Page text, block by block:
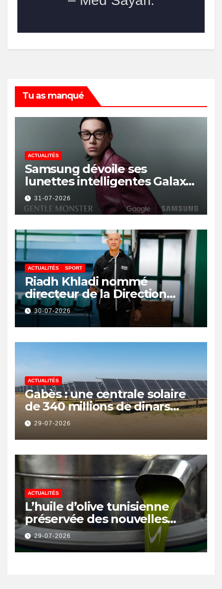
Tu as manqué
ACTUALITÉS
Samsung dévoile ses
lunettes intelligentes Galaxy
avec IA et Gemini
31-07-2026
ACTUALITÉS SPORT
Riadh Khladi nommé
directeur de la Direction
Nationale de l’Arbitrage
30-07-2026
ACTUALITÉS
Gabès : une centrale solaire
de 340 millions de dinars
pour renforcer la transition
énergétique et créer 400
emplois
29-07-2026
ACTUALITÉS
L’huile d’olive tunisienne
préservée des nouvelles
surtaxes américaines de
Donald Trump
29-07-2026